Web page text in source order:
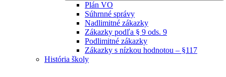
Plán VO
Súhrnné správy
Nadlimitné zákazky
Zákazky podľa § 9 ods. 9
Podlimitné zákazky
Zákazky s nízkou hodnotou – §117
História školy